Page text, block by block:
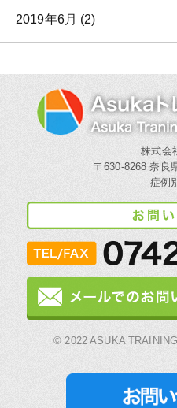
2019年6月 (2)
株式会
〒630-8268 奈良
症例
© 2022 ASUKA